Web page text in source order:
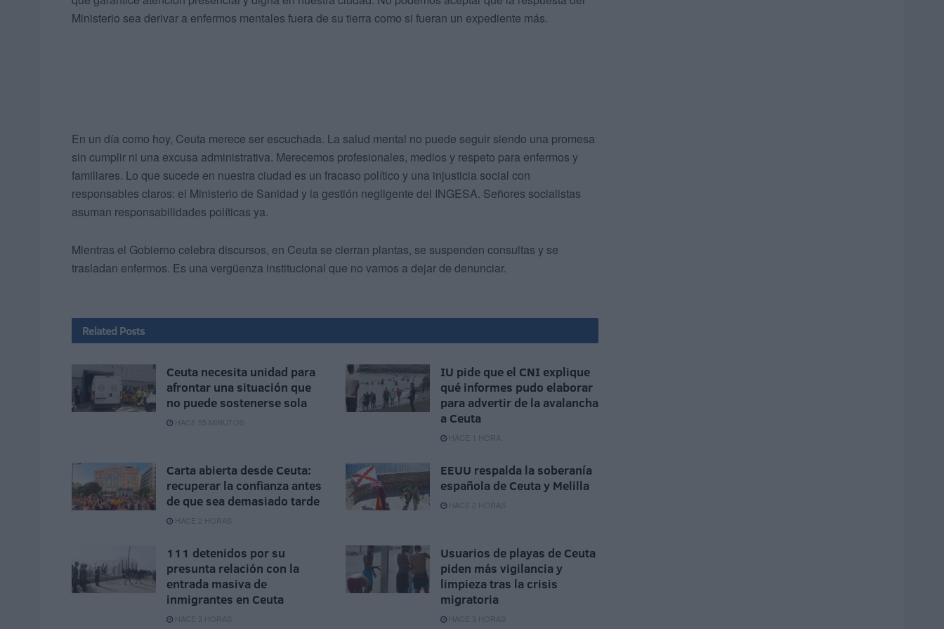
Ministerio sea derivar a enfermos mentales fuera de su tierra como si fueran un expediente más.
En un día como hoy, Ceuta merece ser escuchada. La salud mental no puede seguir siendo una promesa
sin cumplir ni una excusa administrativa. Merecemos profesionales, medios y respeto para enfermos y
familiares. Lo que sucede en nuestra ciudad es un fracaso político y una injusticia social con
responsables claros: el Ministerio de Sanidad y la gestión negligente del INGESA. Señores socialistas
asuman responsabilidades políticas ya.
Mientras el Gobierno celebra discursos, en Ceuta se cierran plantas, se suspenden consultas y se
trasladan enfermos. Es una vergüenza institucional que no vamos a dejar de denunciar.
Related Posts
Ceuta necesita unidad para
afrontar una situación que
no puede sostenerse sola
HACE 55 MINUTOS
IU pide que el CNI explique
qué informes pudo elaborar
para advertir de la avalancha
a Ceuta
HACE 1 HORA
Carta abierta desde Ceuta:
recuperar la confianza antes
de que sea demasiado tarde
HACE 2 HORAS
EEUU respalda la soberanía
española de Ceuta y Melilla
HACE 2 HORAS
111 detenidos por su
presunta relación con la
entrada masiva de
inmigrantes en Ceuta
HACE 3 HORAS
Usuarios de playas de Ceuta
piden más vigilancia y
limpieza tras la crisis
migratoria
HACE 3 HORAS